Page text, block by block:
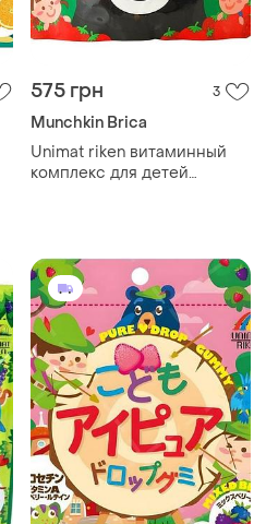
575 грн 3
Munchkin Brica
Unimat riken витаминный
комплекс для детей